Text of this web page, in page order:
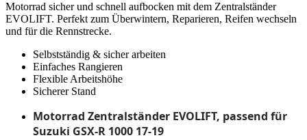
Motorrad sicher und schnell aufbocken mit dem Zentralständer
EVOLIFT. Perfekt zum Überwintern, Reparieren, Reifen wechseln
und für die Rennstrecke.
Selbstständig & sicher arbeiten
Einfaches Rangieren
Flexible Arbeitshöhe
Sicherer Stand
Motorrad Zentralständer EVOLIFT, passend für
Suzuki GSX-R 1000 17-19